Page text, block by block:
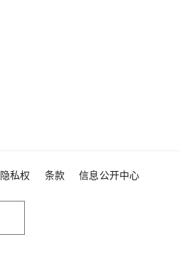
隐私权 条款 信息公开中心